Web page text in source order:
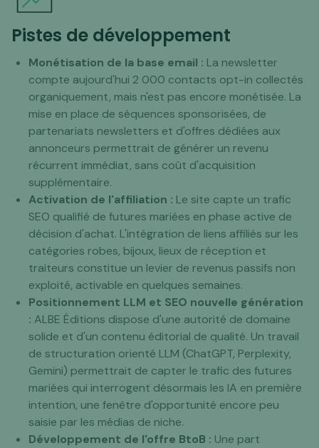
Pistes de développement
Monétisation de la base email : La newsletter
compte aujourd'hui 2 000 contacts opt-in collectés
organiquement, mais n'est pas encore monétisée. La
mise en place de séquences sponsorisées, de
partenariats newsletters et d'offres dédiées aux
annonceurs permettrait de générer un revenu
récurrent immédiat, sans coût d'acquisition
supplémentaire.
Activation de l'affiliation : Le site capte un trafic
SEO qualifié de futures mariées en phase active de
décision d'achat. L'intégration de liens affiliés sur les
catégories robes, bijoux, lieux de réception et
traiteurs constitue un levier de revenus passifs non
exploité, activable en quelques semaines.
Positionnement LLM et SEO nouvelle génération
: ALBE Éditions dispose d'une autorité de domaine
solide et d'un contenu éditorial de qualité. Un travail
de structuration orienté LLM (ChatGPT, Perplexity,
Gemini) permettrait de capter le trafic des futures
mariées qui interrogent désormais les IA en première
intention, une fenêtre d'opportunité encore peu
saisie par les médias de niche.
Développement de l'offre BtoB : Une part